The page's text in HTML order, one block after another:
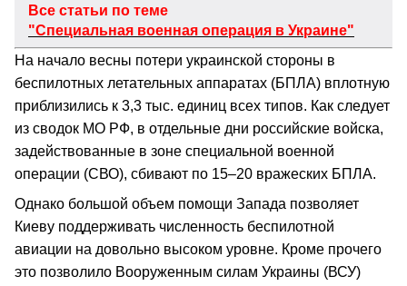
Все статьи по теме
"Специальная военная операция в Украине"
На начало весны потери украинской стороны в
беспилотных летательных аппаратах (БПЛА) вплотную
приблизились к 3,3 тыс. единиц всех типов. Как следует
из сводок МО РФ, в отдельные дни российские войска,
задействованные в зоне специальной военной
операции (СВО), сбивают по 15–20 вражеских БПЛА.
Однако большой объем помощи Запада позволяет
Киеву поддерживать численность беспилотной
авиации на довольно высоком уровне. Кроме прочего
это позволило Вооруженным силам Украины (ВСУ)